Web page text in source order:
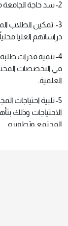
2- سد حاجة الجامعة من أعضاء هيئة التدريس ومساعديهم.
3- تمكين الطلاب
دراساتهم العليا
4- تنمية قدرات
في التخصصات
العلمية.
5- تلبية احتياجات
الاحتياجات وذلك
المجتمع وتطويره.